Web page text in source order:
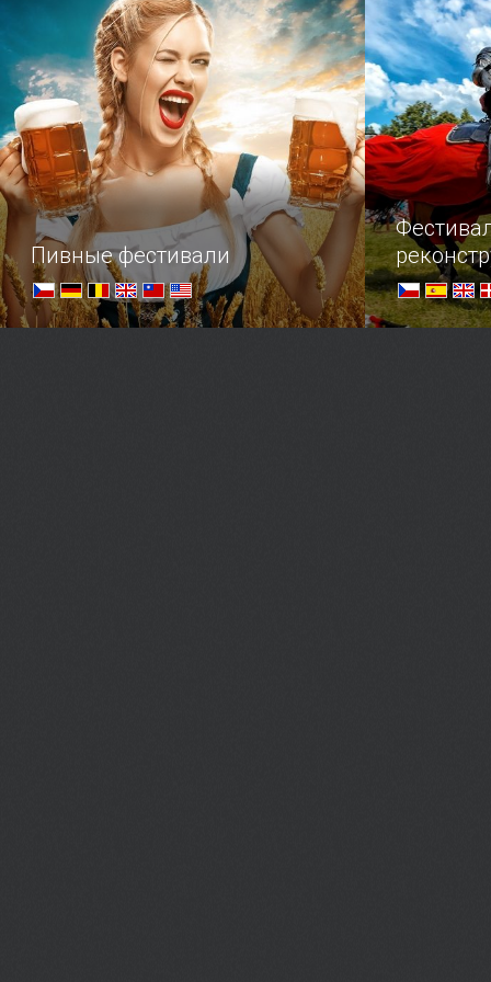
наша подборка замков, легенды
которых заставят поежиться даже
самых смелых путешественников.
Пивные фестивали